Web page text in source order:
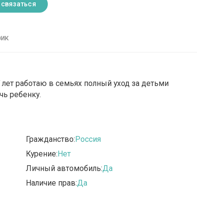
работаю в семьях полный уход за детьми
ребенку.
Гражданство:Россия
Курение:Нет
Личный автомобиль:Да
Наличие прав:Да